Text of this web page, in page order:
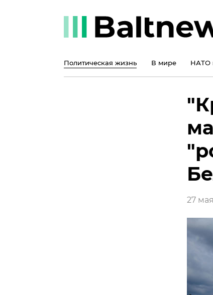
Политическая жизнь В мире НАТО
27